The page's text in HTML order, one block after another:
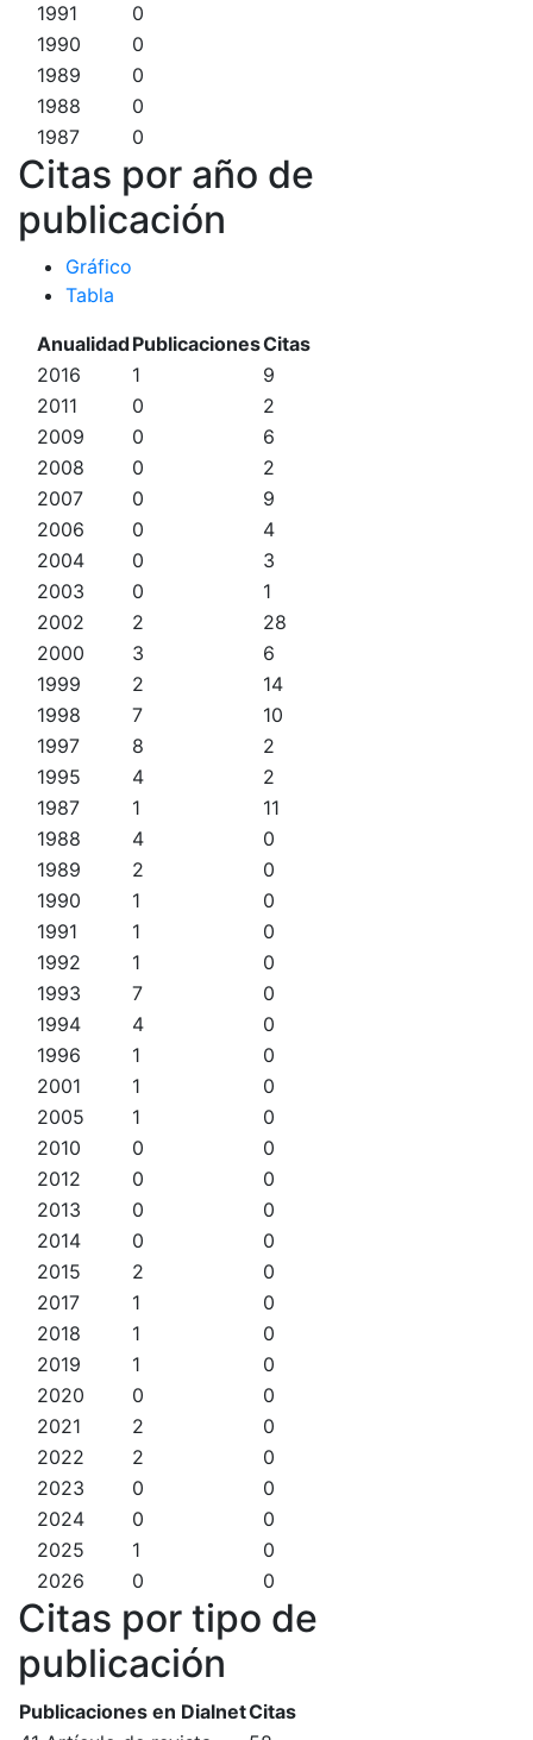
1991
0
1990
0
1989
0
1988
0
1987
0
Citas por año de
publicación
Gráfico
Tabla
AnualidadPublicacionesCitas
2016
1
9
2011
0
2
2009
0
6
2008
0
2
2007
0
9
2006
0
4
2004
0
3
2003
0
1
2002
2
28
2000
3
6
1999
2
14
1998
7
10
1997
8
2
1995
4
2
1987
1
11
1988
4
0
1989
2
0
1990
1
0
1991
1
0
1992
1
0
1993
7
0
1994
4
0
1996
1
0
2001
1
0
2005
1
0
2010
0
0
2012
0
0
2013
0
0
2014
0
0
2015
2
0
2017
1
0
2018
1
0
2019
1
0
2020
0
0
2021
2
0
2022
2
0
2023
0
0
2024
0
0
2025
1
0
2026
0 0
Citas por tipo de
publicación
Publicaciones en DialnetCitas